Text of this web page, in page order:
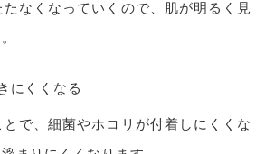
なくなっていくので、肌が明るく見
にくくなる
とで、細菌やホコリが付着しにくくな